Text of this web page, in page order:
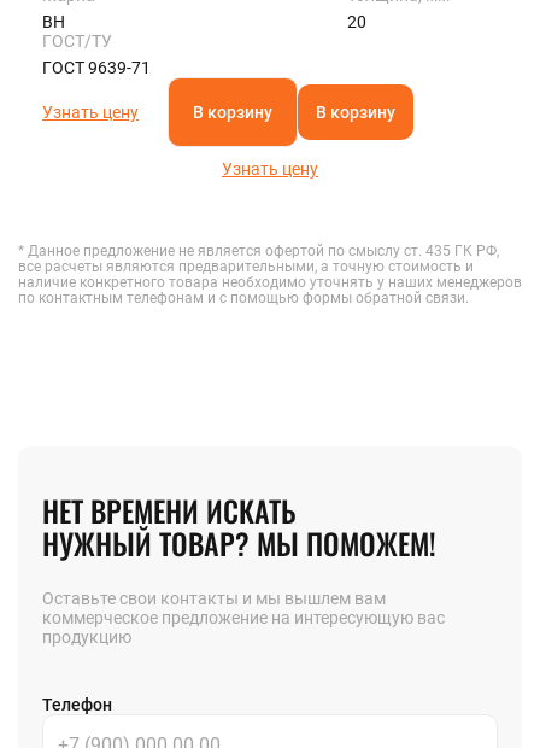
ВН
20
ГОСТ/ТУ
ГОСТ 9639-71
Узнать цену В корзину В корзину
Узнать цену
* Данное предложение не является офертой по смыслу ст. 435 ГК РФ,
все расчеты являются предварительными, а точную стоимость и
наличие конкретного товара необходимо уточнять у наших менеджеров
по контактным телефонам и с помощью формы обратной связи.
НЕТ ВРЕМЕНИ ИСКАТЬ
НУЖНЫЙ ТОВАР? МЫ ПОМОЖЕМ!
Оставьте свои контакты и мы вышлем вам
коммерческое предложение на интересующую вас
продукцию
Телефон